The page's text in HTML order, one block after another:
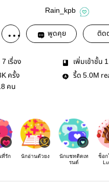
Rain_kpb
พูดคุย ติด
7 เรื่อง เพิ่มเข้าชั้น
ครั้ง รี้ด 5.0M
คน
ที่รัก นักอ่านตัวยง
นักแชทติดเท
รนด์
ช็อก